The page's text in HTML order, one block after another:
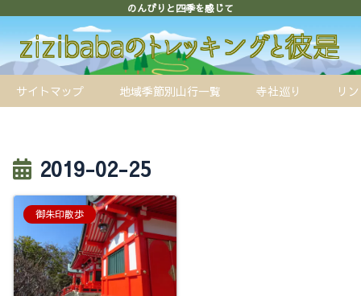
のんびりと四季を感じて
サイトマップ 地域季節別山行一覧 寺社巡り リ
2019-02-25
御朱印散歩